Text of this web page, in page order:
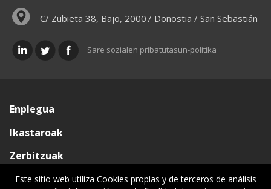
C/ Zubieta 38, Bajo, 20007 Donostia / San Sebastián
Sare sozialen pribatutasun-politika
Enplegua
Ikastaroak
Zerbitzuak
Elkargoa
Este sitio web utiliza Cookies propias y de terceros de análisis